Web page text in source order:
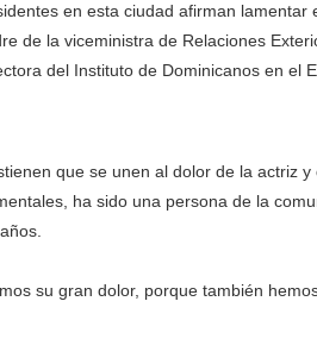
en esta ciudad afirman lamentar
de la viceministra de Relaciones
del Instituto de Dominicanos en el
que se unen al dolor de la actriz
ha sido una persona de la
su gran dolor, porque también